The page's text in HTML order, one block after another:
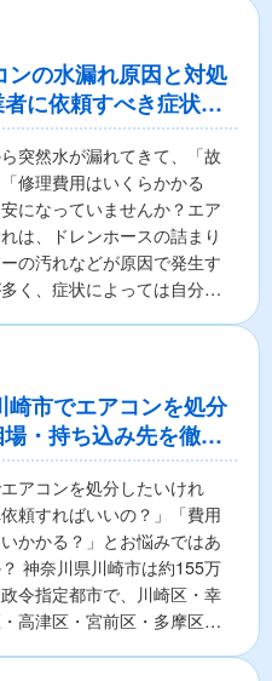
ンの水漏れ原因と対処
に依頼すべき症状も
突然水が漏れてきて、「故
修理費用はいくらかかる
になっていませんか？エア
は、ドレンホースの詰まり
の汚れなどが原因で発生す
く、症状によっては自分で
崎市でエアコンを処分
・持ち込み先を徹底
エアコンを処分したいけれ
頼すればいいの？」「費用
かかる？」とお悩みではあ
神奈川県川崎市は約155万
令指定都市で、川崎区・幸
高津区・宮前区・多摩区・